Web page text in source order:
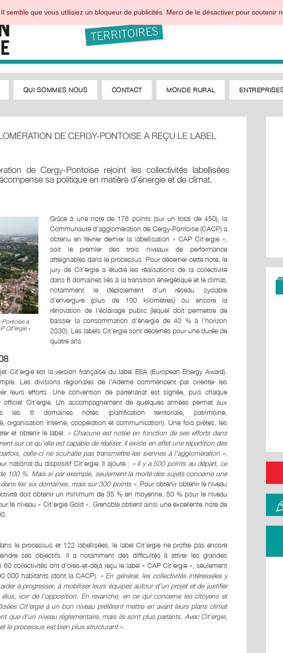
QUI SOMMES NOUS CONTACT MONDE RURAL
DE CERGY-PONTOISE A REÇU LE LABEL
de Cergy-Pontoise rejoint les collectivités labellisées
sa politique en matière d’énergie et de climat.
Pontoise a
Cit’ergie »
Grâce à une note de 178 points (sur un total de 450), la
Communauté d’agglomération de Cergy-Pontoise (CACP) a
obtenu en février dernier la labellisation « CAP Cit’ergie »,
soit le premier des trois niveaux de performance
atteignables dans le processus. Pour décerner cette note, le
jury de Cit’ergie a étudié les réalisations de la collectivité
dans 6 domaines liés à la transition énergétique et le climat,
notamment le déploiement d’un réseau cyclable
d’envergure (plus de 100 kilomètres) ou encore la
rénovation de l’éclairage public (lequel doit permettre de
baisser la consommation d’énergie de 40 % à l’horizon
2030). Les labels Cit’ergie sont décernés pour une durée de
quatre ans.
Cit’ergie est la version française du label EEA (European Energy Award).
Les divisions régionales de l’Ademe commencent par orienter les
leurs efforts. Une convention de partenariat est signée, puis chaque
Cit’ergie. Un accompagnement de quelques années permet aux
les 6 domaines notés (planification territoriale, patrimoine,
organisation interne, coopération et communication). Une fois prêtes, les
et obtenir le label. « Chacune est notée en fonction de ses efforts dans
sur ce qu’elle est capable de réaliser. Il existe en effet une répartition des
celle-ci ne souhaite pas transmettre les siennes à l’agglomération »,
national du dispositif Cit’ergie. Il ajoute : « Il y a 500 points au départ, ce
100 %. Mais si par exemple, seulement la moité des sujets concerne une
les six domaines, mais sur 300 points ». Pour obtenir obtenir le niveau
doit obtenir un minimum de 35 % en moyenne, 50 % pour le niveau
le niveau « Cit’ergie Gold ». Grenoble obtient ainsi une excellente note de
le processus et 122 labellisées, le label Cit’ergie ne profite pas encore
ses objectifs. Il a notamment des difficultés à attirer les grandes
collectivités ont d’ores-et-déjà reçu le label « CAP Cit’ergie », seulement
000 habitants (dont la CACP). « En général, les collectivités intéressées y
à progresser, à mobiliser leurs équipes autour d’un projet et de justifier
voir de l’opposition. En revanche, en ce qui concerne les citoyens et
Cit’ergie à un bon niveau préfèrent mettre en avant leurs plans climat
que d’un niveau réglementaire, mais ils sont plus parlants. Avec Cit’ergie,
le processus est bien plus structurant ».
Il semble que vous utilisiez un bloqueur de publicités. Merci de le désactiver pour soutenir